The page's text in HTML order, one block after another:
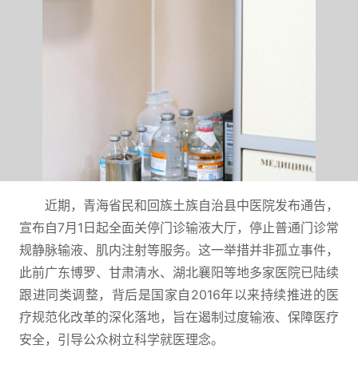
近期，青海省民和回族土族自治县中医院发布通告，
宣布自7月1日起全面关停门诊输液大厅，停止普通门诊常
规静脉输液、肌内注射等服务。这一举措并非孤立事件，
此前广东博罗、甘肃清水、湖北襄阳等地多家医院已陆续
跟进同类调整，背后是国家自2016年以来持续推进的医
疗规范化改革的深化落地，旨在遏制过度输液、保障医疗
安全，引导公众树立科学就医理念。